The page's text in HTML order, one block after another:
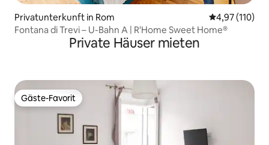
Privatunterkunft in Rom
4,97 (110)
Fontana di Trevi – U-Bahn A | R'Home Sweet Home®
Private Häuser mieten
Gäste-Favorit
Gäste-Favorit